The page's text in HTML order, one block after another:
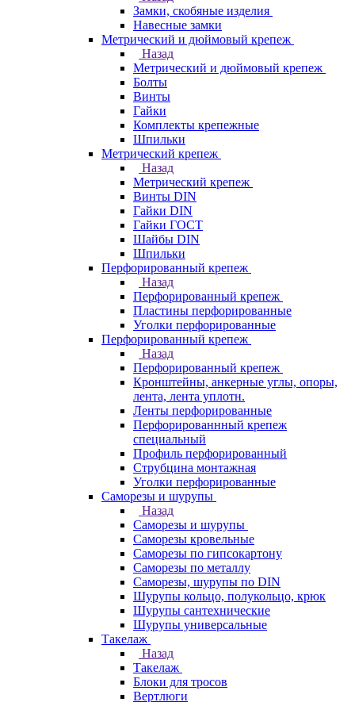
Замки, скобяные изделия
Навесные замки
Метрический и дюймовый крепеж
Назад
Метрический и дюймовый крепеж
Болты
Винты
Гайки
Комплекты крепежные
Шпильки
Метрический крепеж
Назад
Метрический крепеж
Винты DIN
Гайки DIN
Гайки ГОСТ
Шайбы DIN
Шпильки
Перфорированный крепеж
Назад
Перфорированный крепеж
Пластины перфорированные
Уголки перфорированные
Перфорированный крепеж
Назад
Перфорированный крепеж
Кронштейны, анкерные углы, опоры,
лента, лента уплотн.
Ленты перфорированные
Перфорированнный крепеж
специальный
Профиль перфорированный
Струбцина монтажная
Уголки перфорированные
Саморезы и шурупы
Назад
Саморезы и шурупы
Саморезы кровельные
Саморезы по гипсокартону
Саморезы по металлу
Саморезы, шурупы по DIN
Шурупы кольцо, полукольцо, крюк
Шурупы сантехнические
Шурупы универсальные
Такелаж
Назад
Такелаж
Блоки для тросов
Вертлюги